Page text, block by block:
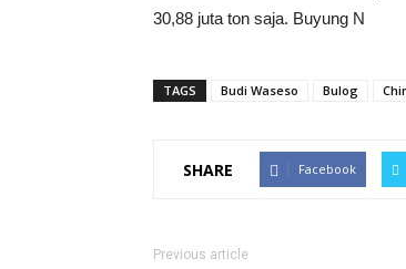
30,88 juta ton saja. Buyung N
TAGS Budi Waseso Bulog
SHARE Facebook
Previous article